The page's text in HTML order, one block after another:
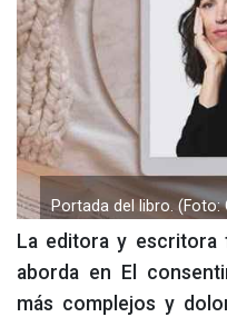
Portada del libro. (Foto:
La editora y escritora
aborda en El
más complejos y